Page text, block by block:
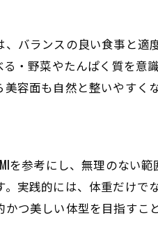
バランスの良い食事と適
・野菜やたんぱく質を意
容面も自然と整いやすくな
を参考にし、無理のない
実践的には、体重だけで
つ美しい体型を目指すこ